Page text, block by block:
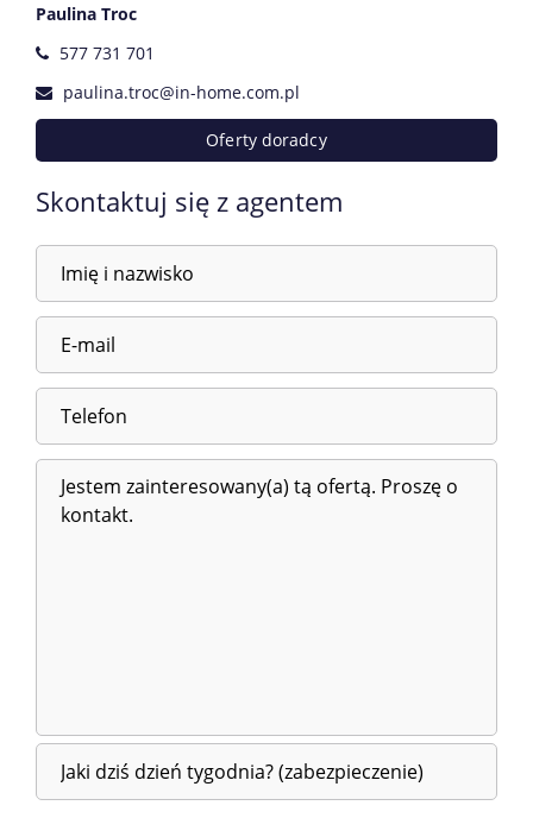
Paulina Troc
577 731 701
paulina.troc@in-home.com.pl
Oferty doradcy
Skontaktuj się z agentem